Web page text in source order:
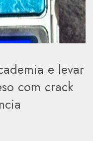
e levar
com crack